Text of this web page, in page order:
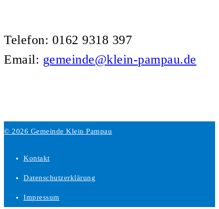
Telefon: 0162 9318 397
Email: gemeinde@klein-pampau.de
© 2026 Gemeinde Klein Pampau
Kontakt
Datenschutzerklärung
Impressum